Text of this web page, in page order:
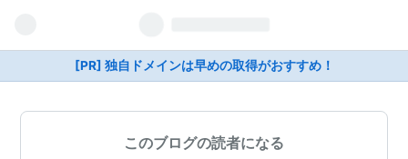
[PR] 独自ドメインは早めの取得がおすすめ！
このブログの読者になる